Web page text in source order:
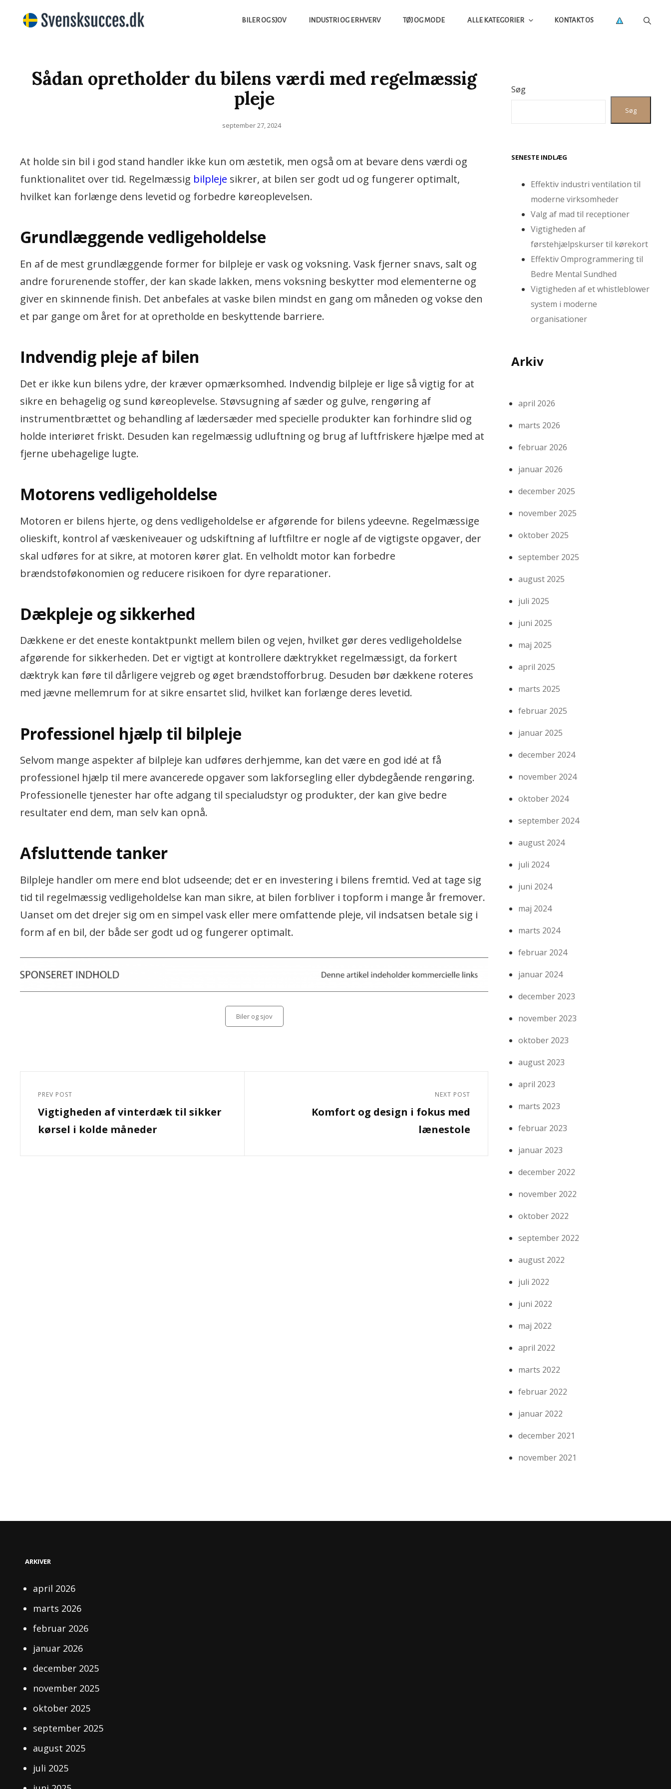
Vi Bringer De Bedste Nyheder, Både Fra Sverige Og Danmark
BILER OG SJOV INDUSTRI OG ERHVERV TØJ OG MODE ALLE KATEGORIER KONTAKT OS
Sådan opretholder du bilens værdi med regelmæssig
pleje
Posted
september 27, 2024
At holde sin bil i god stand handler ikke kun om æstetik, men også om at bevare dens værdi og
funktionalitet over tid. Regelmæssig bilpleje sikrer, at bilen ser godt ud og fungerer optimalt,
hvilket kan forlænge dens levetid og forbedre køreoplevelsen.
Grundlæggende vedligeholdelse
En af de mest grundlæggende former for bilpleje er vask og voksning. Vask fjerner snavs, salt og
andre forurenende stoffer, der kan skade lakken, mens voksning beskytter mod elementerne og
giver en skinnende finish. Det anbefales at vaske bilen mindst en gang om måneden og vokse den
et par gange om året for at opretholde en beskyttende barriere.
Indvendig pleje af bilen
Det er ikke kun bilens ydre, der kræver opmærksomhed. Indvendig bilpleje er lige så vigtig for at
sikre en behagelig og sund køreoplevelse. Støvsugning af sæder og gulve, rengøring af
instrumentbrættet og behandling af lædersæder med specielle produkter kan forhindre slid og
holde interiøret friskt. Desuden kan regelmæssig udluftning og brug af luftfriskere hjælpe med at
fjerne ubehagelige lugte.
Motorens vedligeholdelse
Motoren er bilens hjerte, og dens vedligeholdelse er afgørende for bilens ydeevne. Regelmæssige
olieskift, kontrol af væskeniveauer og udskiftning af luftfiltre er nogle af de vigtigste opgaver, der
skal udføres for at sikre, at motoren kører glat. En velholdt motor kan forbedre
brændstoføkonomien og reducere risikoen for dyre reparationer.
Dækpleje og sikkerhed
Dækkene er det eneste kontaktpunkt mellem bilen og vejen, hvilket gør deres vedligeholdelse
afgørende for sikkerheden. Det er vigtigt at kontrollere dæktrykket regelmæssigt, da forkert
dæktryk kan føre til dårligere vejgreb og øget brændstofforbrug. Desuden bør dækkene roteres
med jævne mellemrum for at sikre ensartet slid, hvilket kan forlænge deres levetid.
Professionel hjælp til bilpleje
Selvom mange aspekter af bilpleje kan udføres derhjemme, kan det være en god idé at få
professionel hjælp til mere avancerede opgaver som lakforsegling eller dybdegående rengøring.
Professionelle tjenester har ofte adgang til specialudstyr og produkter, der kan give bedre
resultater end dem, man selv kan opnå.
Afsluttende tanker
Bilpleje handler om mere end blot udseende; det er en investering i bilens fremtid. Ved at tage sig
tid til regelmæssig vedligeholdelse kan man sikre, at bilen forbliver i topform i mange år fremover.
Uanset om det drejer sig om en simpel vask eller mere omfattende pleje, vil indsatsen betale sig i
form af en bil, der både ser godt ud og fungerer optimalt.
Categories
Biler og sjov
Previous
Post
PREV POST
Vigtigheden af vinterdæk til sikker
kørsel i kolde måneder
NEXT POST
Komfort og design i fokus med
lænestole
Søg
Søg
SENESTE INDLÆG
Effektiv industri ventilation til
moderne virksomheder
Valg af mad til receptioner
Vigtigheden af
førstehjælpskurser til kørekort
Effektiv Omprogrammering til
Bedre Mental Sundhed
Vigtigheden af et whistleblower
system i moderne
organisationer
Arkiv
april 2026
marts 2026
februar 2026
januar 2026
december 2025
november 2025
oktober 2025
september 2025
august 2025
juli 2025
juni 2025
maj 2025
april 2025
marts 2025
februar 2025
januar 2025
december 2024
november 2024
oktober 2024
september 2024
august 2024
juli 2024
juni 2024
maj 2024
marts 2024
februar 2024
januar 2024
december 2023
november 2023
oktober 2023
august 2023
april 2023
marts 2023
februar 2023
januar 2023
december 2022
november 2022
oktober 2022
september 2022
august 2022
juli 2022
juni 2022
maj 2022
april 2022
marts 2022
februar 2022
januar 2022
december 2021
november 2021
ARKIVER
april 2026
marts 2026
februar 2026
januar 2026
december 2025
november 2025
oktober 2025
september 2025
august 2025
juli 2025